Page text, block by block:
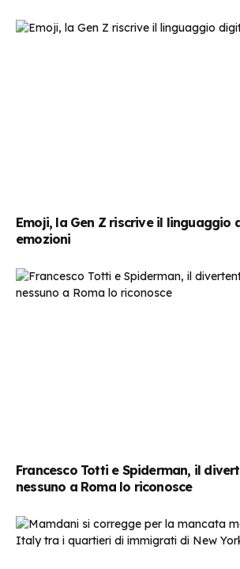
Emoji, la Gen Z riscrive il linguaggio
emozioni
Francesco Totti e Spiderman, il
nessuno a Roma lo riconosce